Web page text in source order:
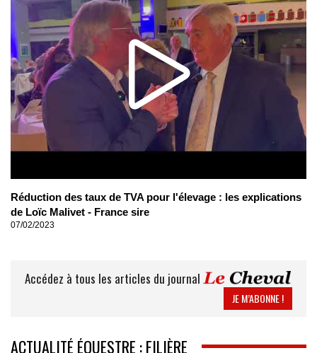
Réduction des taux de TVA pour l'élevage : les explications
de Loïc Malivet - France sire
07/02/2023
Accédez à tous les articles du journal
JE M’ABONNE !
ACTUALITÉ ÉQUESTRE : FILIÈRE